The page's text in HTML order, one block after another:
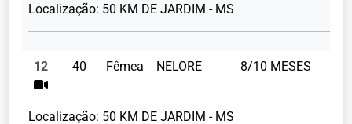
Localização: 50 KM DE JARDIM - MS
12 40 Fêmea NELORE 8/10 MESES
Localização: 50 KM DE JARDIM - MS